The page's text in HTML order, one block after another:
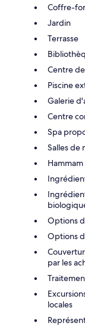
Coffre-
Jardin
Terrasse
Centre
Piscine
Galerie
Centre
Spa
Salles de
Hammam
Options
Options
par les
locales